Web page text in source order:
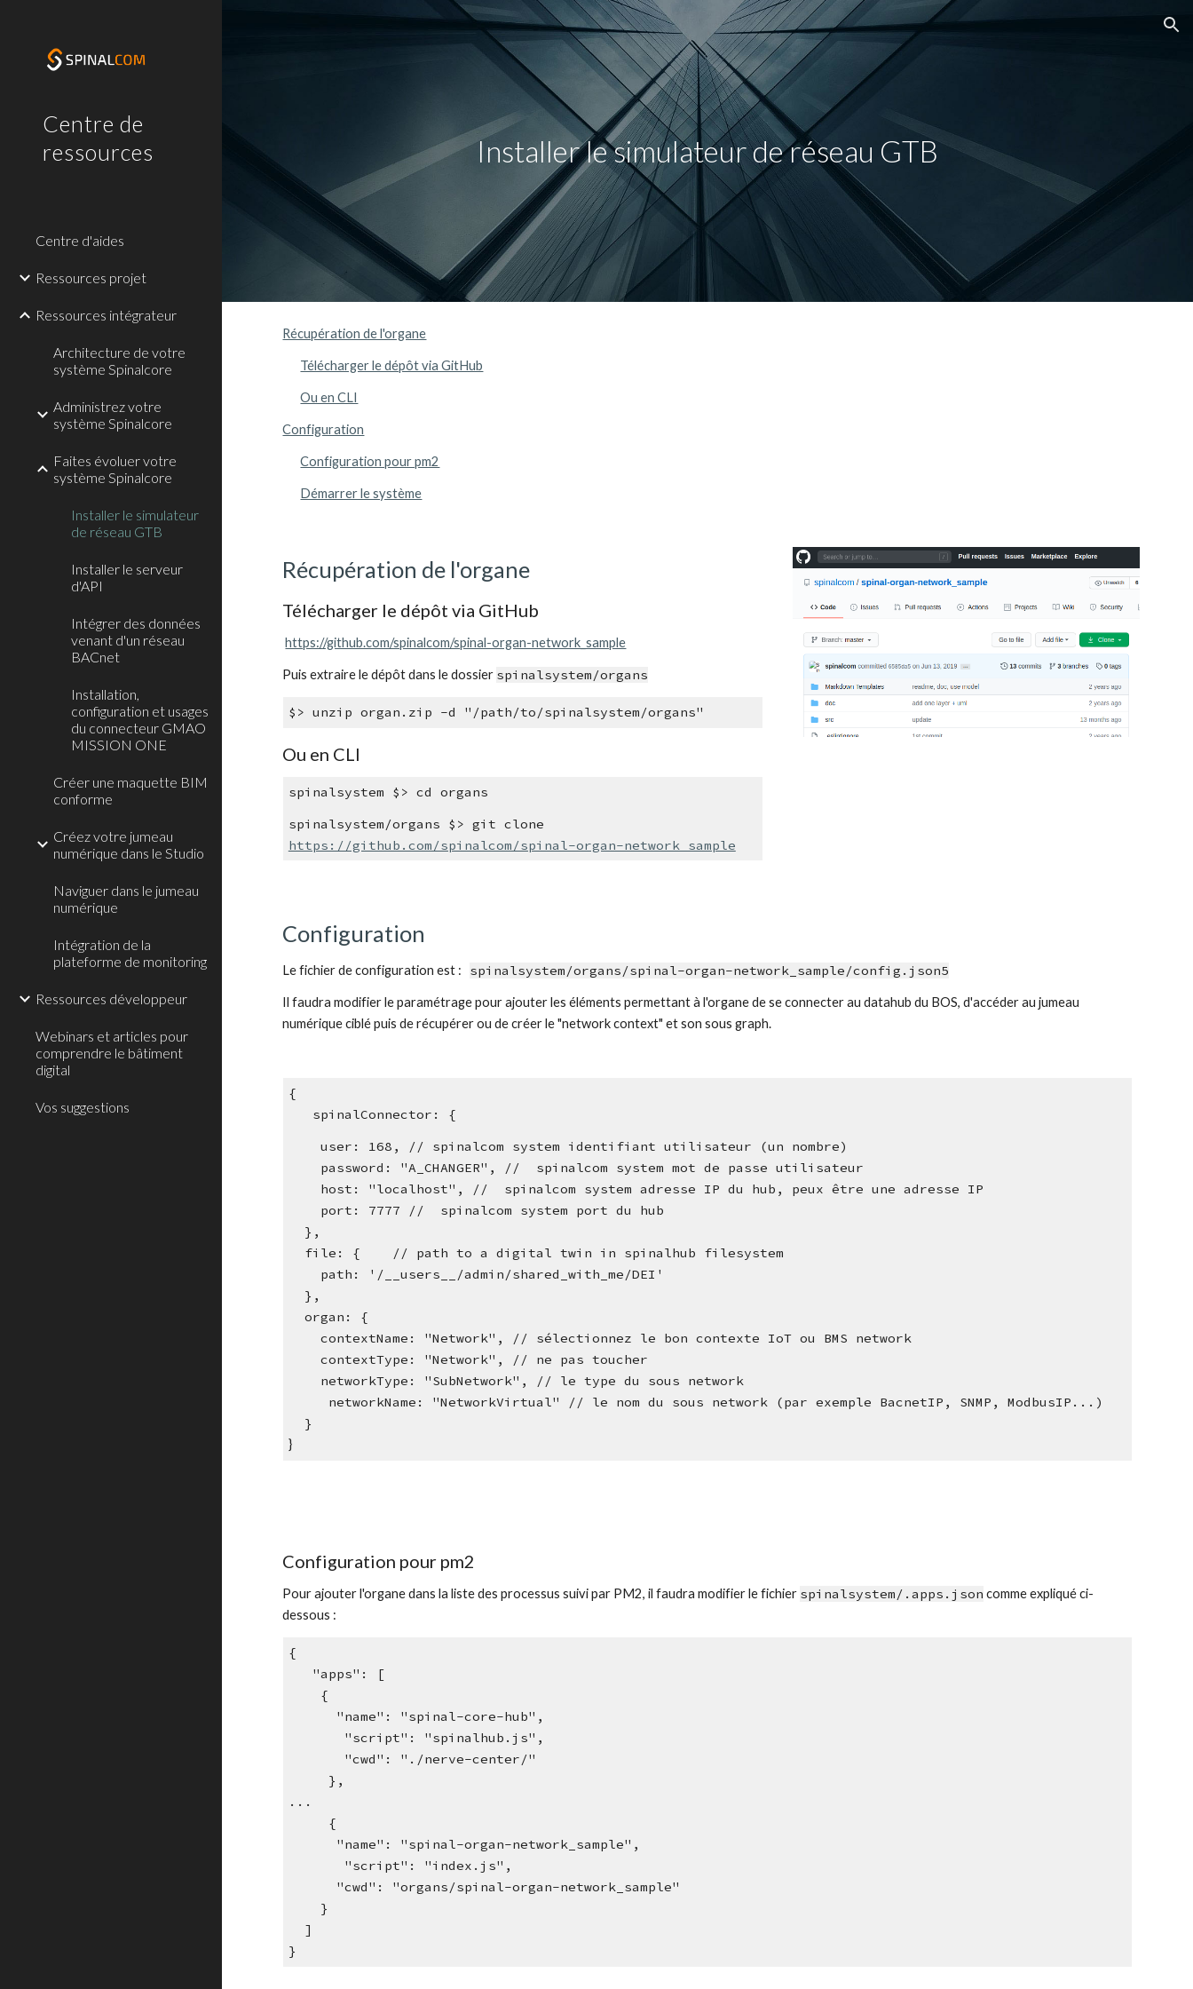
Skip to main content Skip to navigation
Centre de
ressources
Centre d'aides
Ressources projet
Ressources intégrateur
Architecture de votre
système Spinalcore
Administrez votre
système Spinalcore
Faites évoluer votre
système Spinalcore
Installer le simulateur
de réseau GTB
Installer le serveur
d'API
Intégrer des données
venant d'un réseau
BACnet
Installation,
configuration et usages
du connecteur GMAO
MISSION ONE
Créer une maquette BIM
conforme
Créez votre jumeau
numérique dans le Studio
Naviguer dans le jumeau
numérique
Intégration de la
plateforme de monitoring
Ressources développeur
Webinars et articles pour
comprendre le bâtiment
digital
Vos suggestions
Installer le simulateur de réseau GTB
Récupération de l'organe
Télécharger le dépôt via GitHub
Ou en CLI
Configuration
Configuration pour pm2
Démarrer le système
Récupération de l'organe
Télécharger le dépôt via GitHub
https://github.com/spinalcom/spinal-organ-network_sample
Puis extraire le dépôt dans le dossier spinalsystem/organs
$> unzip organ.zip -d "/path/to/spinalsystem/organs"
Ou en CLI
spinalsystem $> cd organs
https://github.com/spinalcom/spinal-organ-network_sample
Configuration
Le fichier de configuration est : spinalsystem/organs/spinal-organ-network_sample/config.json5
Il faudra modifier le paramétrage pour ajouter les éléments permettant à l'organe de se connecter au datahub du BOS, d'accéder au jumeau
numérique ciblé puis de récupérer ou de créer le "network context" et son sous graph.
{
   spinalConnector: {
    user: 168, // spinalcom system identifiant utilisateur (un nombre)
    password: "A_CHANGER", //  spinalcom system mot de passe utilisateur
    host: "localhost", //  spinalcom system adresse IP du hub, peux être une adresse IP
    port: 7777 //  spinalcom system port du hub
  },
  file: {    // path to a digital twin in spinalhub filesystem
    path: '/__users__/admin/shared_with_me/DEI'
  },
  organ: {
    contextName: "Network", // sélectionnez le bon contexte IoT ou BMS network
    contextType: "Network", // ne pas toucher
    networkType: "SubNetwork", // le type du sous network
     networkName: "NetworkVirtual" // le nom du sous network (par exemple BacnetIP, SNMP, ModbusIP...)
  }
}
Configuration pour pm2
Pour ajouter l'organe dans la liste des processus suivi par PM2, il faudra modifier le fichier spinalsystem/.apps.json comme expliqué ci-
dessous :
{
   "apps": [
    {
      "name": "spinal-core-hub",
       "script": "spinalhub.js",
       "cwd": "./nerve-center/"
     },
...
     {
      "name": "spinal-organ-network_sample",
       "script": "index.js",
      "cwd": "organs/spinal-organ-network_sample"
    }
  ]
}